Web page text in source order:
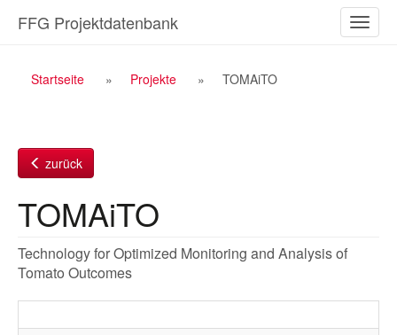
Inhalt
ein-/
FFG Projektdatenbank
Breadcrumb
Startseite Projekte TOMAiTO
zurück
TOMAiTO
Technology for Optimized Monitoring and Analysis of
Tomato Outcomes